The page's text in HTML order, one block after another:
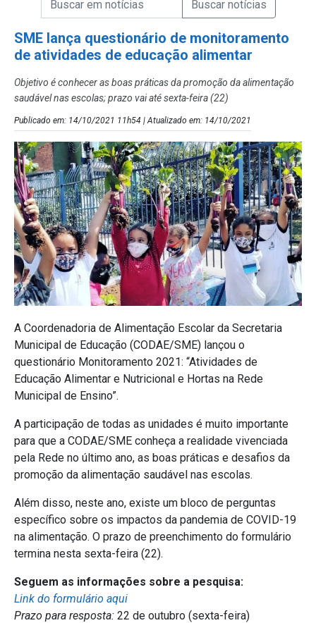
SME lança questionário de monitoramento
de atividades de educação alimentar
Objetivo é conhecer as boas práticas da promoção da alimentação
saudável nas escolas; prazo vai até sexta-feira (22)
Publicado em: 14/10/2021 11h54 | Atualizado em: 14/10/2021
A Coordenadoria de Alimentação Escolar da Secretaria
Municipal de Educação (CODAE/SME) lançou o
questionário Monitoramento 2021: “Atividades de
Educação Alimentar e Nutricional e Hortas na Rede
Municipal de Ensino”.
A participação de todas as unidades é muito importante
para que a CODAE/SME conheça a realidade vivenciada
pela Rede no último ano, as boas práticas e desafios da
promoção da alimentação saudável nas escolas.
Além disso, neste ano, existe um bloco de perguntas
específico sobre os impactos da pandemia de COVID-19
na alimentação. O prazo de preenchimento do formulário
termina nesta sexta-feira (22).
Seguem as informações sobre a pesquisa:
Link do formulário aqui
Prazo para resposta: 22 de outubro (sexta-feira)